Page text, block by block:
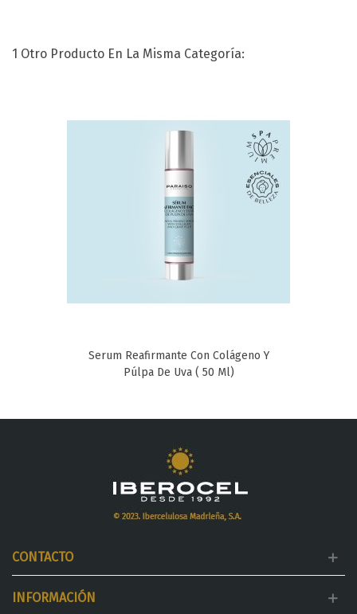
1 Otro Producto En La Misma Categoría:
Serum Reafirmante Con Colágeno Y
Púlpa De Uva ( 50 Ml)
CONTACTO
INFORMACIÓN